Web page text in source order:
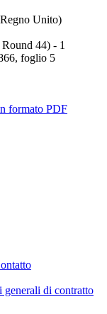
Unito)
44) - 1
foglio 5
formato PDF
generali di contratto